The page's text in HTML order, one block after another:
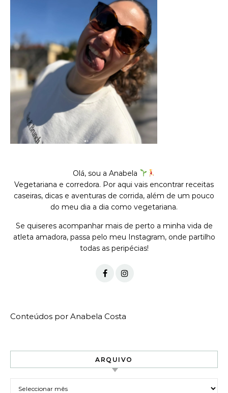
Olá, sou a Anabela
Vegetariana e corredora. Por aqui vais encontrar receitas
caseiras, dicas e aventuras de corrida, além de um pouco
do meu dia a dia como vegetariana.
Se quiseres acompanhar mais de perto a minha vida de
atleta amadora, passa pelo meu Instagram, onde partilho
todas as peripécias!
Conteúdos por Anabela Costa
ARQUIVO